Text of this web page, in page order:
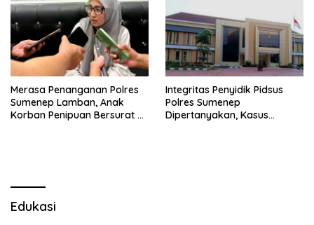
Merasa Penanganan Polres
Sumenep Lamban, Anak
Korban Penipuan Bersurat ke
Integritas Penyidik Pidsus
Polres Sumenep
Dipertanyakan, Kasus
Edukasi